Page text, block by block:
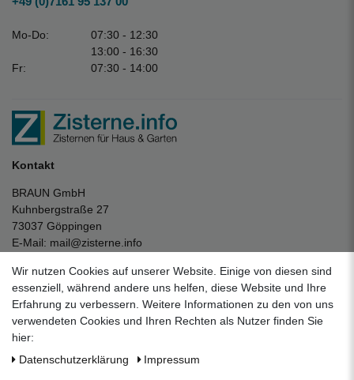
Mo-Do:
07:30 - 12:30
13:00 - 16:30
Fr:
07:30 - 14:00
Kontakt
BRAUN GmbH
Kuhnbergstraße 27
73037 Göppingen
E-Mail: mail@zisterne.info
Unternehmen
Datenschutzerklärung
Impressum
Über uns
Wir nutzen Cookies auf unserer Website. Einige von diesen sind
essenziell, während andere uns helfen, diese Website und Ihre
Erfahrung zu verbessern. Weitere Informationen zu den von uns
verwendeten Cookies und Ihren Rechten als Nutzer finden Sie
hier:
Daten­schutz­erklärung
Impressum